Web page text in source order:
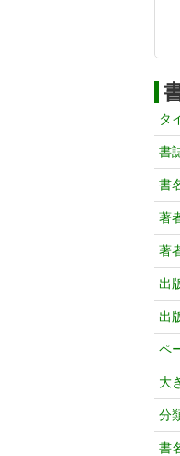
タ
書
書
著
著
出
出
ペ
大
分
書